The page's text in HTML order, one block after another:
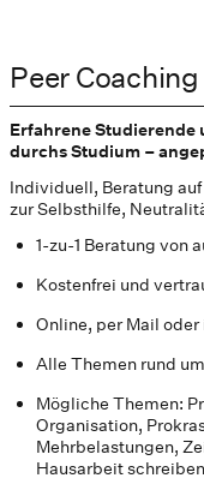
Peer Coaching
Erfahrene Studierende
durchs Studium –
Individuell, Beratung
zur Selbsthilfe,
1-zu-1 Beratung von
Kostenfrei und
Online, per Mail oder
Alle Themen rund
Mögliche Themen:
Organisation,
Mehrbelastungen,
Hausarbeit